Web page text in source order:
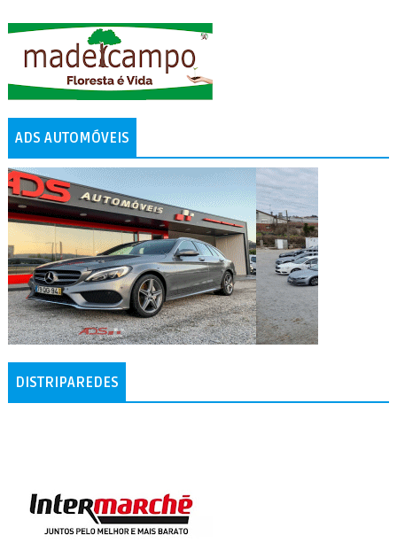
ADS AUTOMÓVEIS
DISTRIPAREDES